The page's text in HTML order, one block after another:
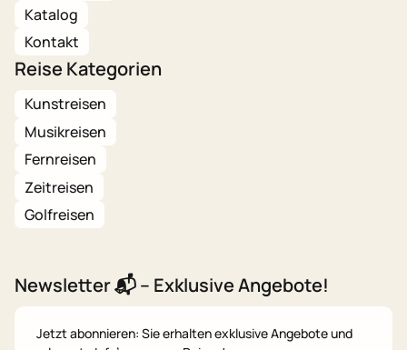
Katalog
Kontakt
Reise Kategorien
Kunstreisen
Musikreisen
Fernreisen
Zeitreisen
Golfreisen
Newsletter 📬 – Exklusive Angebote!
Jetzt abonnieren: Sie erhalten exklusive Angebote und